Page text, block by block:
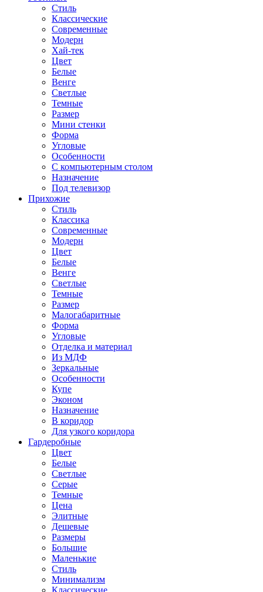
Стиль
Классические
Современные
Модерн
Хай-тек
Цвет
Белые
Венге
Светлые
Темные
Размер
Мини стенки
Форма
Угловые
Особенности
С компьютерным столом
Назначение
Под телевизор
Прихожие
Стиль
Классика
Современные
Модерн
Цвет
Белые
Венге
Светлые
Темные
Размер
Малогабаритные
Форма
Угловые
Отделка и материал
Из МДФ
Зеркальные
Особенности
Купе
Эконом
Назначение
В коридор
Для узкого коридора
Гардеробные
Цвет
Белые
Светлые
Серые
Темные
Цена
Элитные
Дешевые
Размеры
Большие
Маленькие
Стиль
Минимализм
Классические